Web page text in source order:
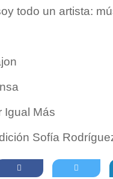
todo un artista:
Igual Más
Sofía